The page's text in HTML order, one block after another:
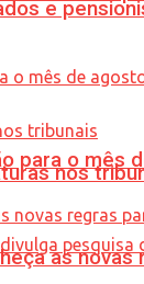
para o mês
e
nos
as